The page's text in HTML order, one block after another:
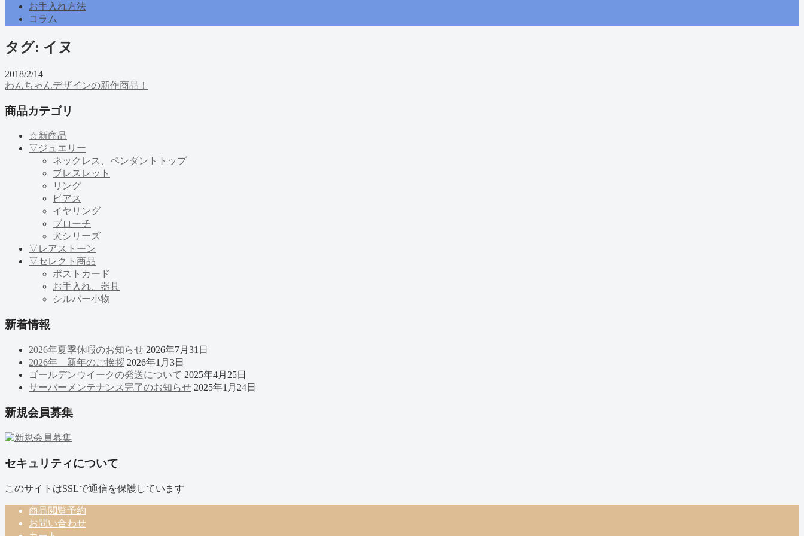
お手入れ方法
コラム
タグ: イヌ
2018/2/14
わんちゃんデザインの新作商品！
商品カテゴリ
☆新商品
▽ジュエリー
ネックレス、ペンダントトップ
ブレスレット
リング
ピアス
イヤリング
ブローチ
犬シリーズ
▽レアストーン
▽セレクト商品
ポストカード
お手入れ、器具
シルバー小物
新着情報
2026年夏季休暇のお知らせ 2026年7月31日
2026年 新年のご挨拶 2026年1月3日
ゴールデンウイークの発送について 2025年4月25日
サーバーメンテナンス完了のお知らせ 2025年1月24日
新規会員募集
セキュリティについて
このサイトはSSLで通信を保護しています
商品閲覧予約
お問い合わせ